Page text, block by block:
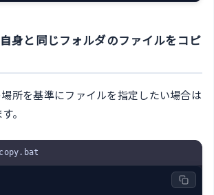
身と同じフォルダのファイルをコピ
所を基準にファイルを指定したい場合は
。